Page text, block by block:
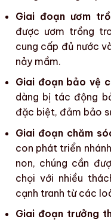
Giai đoạn ươm
được ươm trồng
cung cấp đủ nước
nảy mầm.
Giai đoạn bảo vệ
dàng bị tác động
đặc biệt, đảm bảo
Giai đoạn chăm
con phát triển
non, chúng cần
chọi với nhiều
cạnh tranh từ các
Giai đoạn trưởng